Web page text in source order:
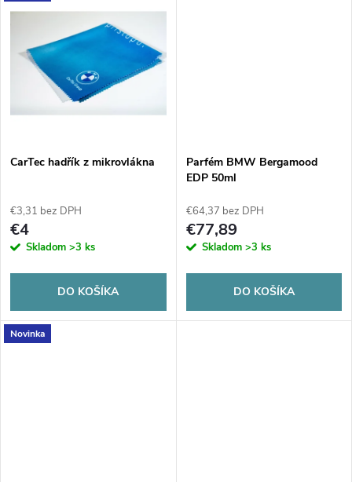
k
t
o
v
t
v
CarTec hadřík z mikrovlákna
€3,31 bez DPH
€4
Skladom >3 ks
DO KOŠÍKA
Parfém BMW Bergamood
EDP 50ml
€64,37 bez DPH
€77,89
Skladom >3 ks
DO KOŠÍKA
Novinka